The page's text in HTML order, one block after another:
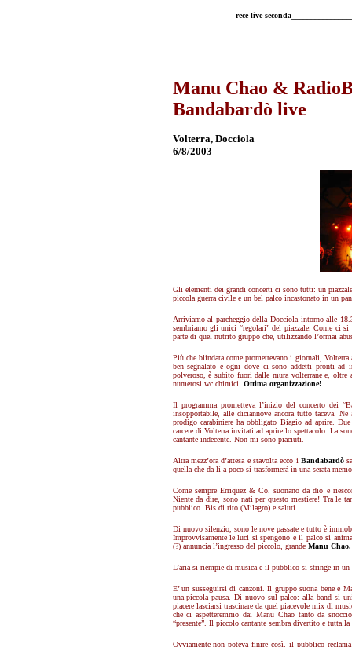
rece live
Manu Chao &
Bandabardò live
Volterra, Docciola
6/8/2003
Gli elementi dei grandi concerti ci sono tutti: un
piccola guerra civile e un bel palco incastonato in un
Arriviamo al parcheggio della Docciola intorno alle
sembriamo gli unici “regolari” del piazzale. Come ci si
parte di quel nutrito gruppo che, utilizzando l’ormai
Più che blindata come promettevano i giornali, Volterra
ben segnalato e ogni dove ci sono addetti pronti
polveroso, è subito fuori dalle mura volterrane e, oltre
numerosi wc chimici. Ottima organizzazione!
Il programma prometteva l’inizio del concerto dei
insopportabile, alle diciannove ancora tutto taceva.
prodigo carabiniere ha obbligato Biagio ad aprire.
carcere di Volterra invitati ad aprire lo spettacolo. La
cantante indecente. Non mi sono piaciuti.
Altra mezz’ora d’attesa e stavolta ecco iBandabardò
quella che da lì a poco si trasformerà in una serata
Come sempre Erriquez & Co. suonano da dio e
Niente da dire, sono nati per questo mestiere! Tra le
pubblico. Bis di rito (Milagro) e saluti.
Di nuovo silenzio, sono le nove passate e tutto è
Improvvisamente le luci si spengono e il palco si
(?) annuncia l’ingresso del piccolo, grande Manu Chao.
L’aria si riempie di musica e il pubblico si stringe in
E’ un susseguirsi di canzoni. Il gruppo suona bene e
una piccola pausa. Di nuovo sul palco: alla band si
piacere lasciarsi trascinare da quel piacevole mix di
che ci aspetteremmo dai Manu Chao tanto da
“presente”. Il piccolo cantante sembra divertito e tutta
Ovviamente non poteva finire così, il pubblico